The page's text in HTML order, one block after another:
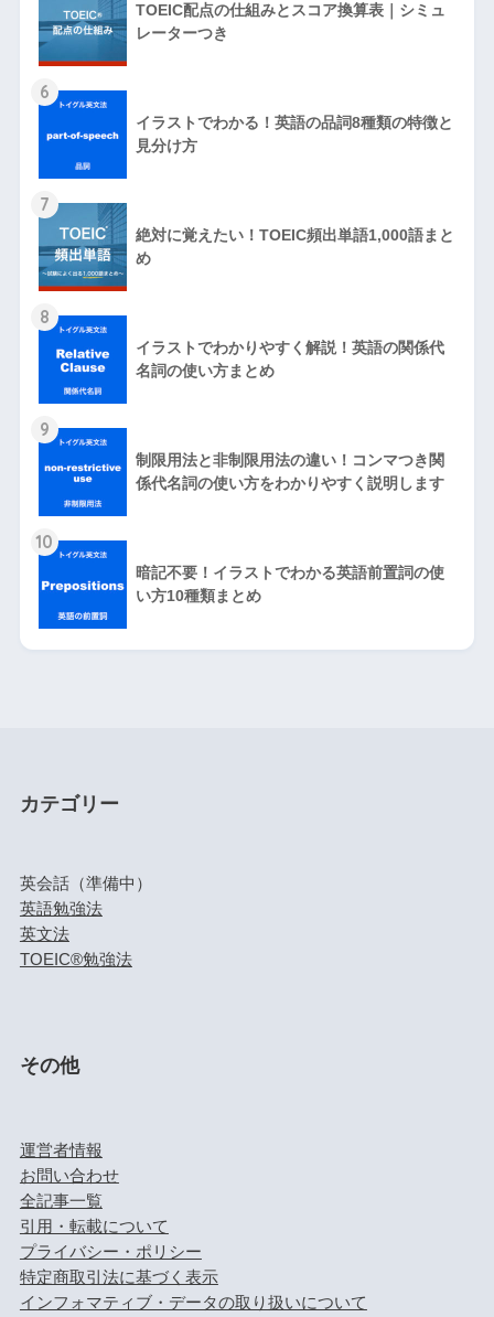
TOEIC配点の仕組みとスコア換算表｜シミュ
レーターつき
6
イラストでわかる！英語の品詞8種類の特徴と
見分け方
7
絶対に覚えたい！TOEIC頻出単語1,000語まと
め
8
イラストでわかりやすく解説！英語の関係代
名詞の使い方まとめ
9
制限用法と非制限用法の違い！コンマつき関
係代名詞の使い方をわかりやすく説明します
10
暗記不要！イラストでわかる英語前置詞の使
い方10種類まとめ
カテゴリー
英会話（準備中）
英語勉強法
英文法
TOEIC®勉強法
その他
運営者情報
お問い合わせ
全記事一覧
引用・転載について
プライバシー・ポリシー
特定商取引法に基づく表示
インフォマティブ・データの取り扱いについて